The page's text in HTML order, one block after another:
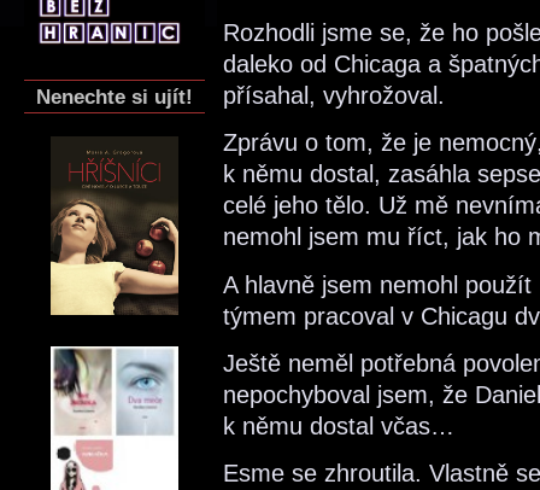
Nenechte si ujít!
Rozhodli jsme se, že ho
daleko od Chicaga a
přísahal, vyhrožoval.
Zprávu o tom, že je
k němu dostal, zasáhla
celé jeho tělo. Už mě
nemohl jsem mu říct, jak ho
A hlavně jsem nemohl
týmem pracoval v Chicagu
Ještě neměl potřebná
nepochyboval jsem, že
k němu dostal včas…
Esme se zhroutila. Vlastně